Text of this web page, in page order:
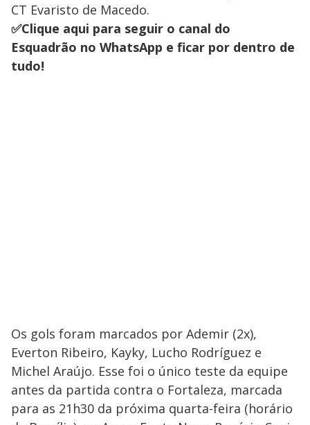
CT Evaristo de Macedo.
✅Clique aqui para seguir o canal do
Esquadrão no WhatsApp e ficar por dentro de
tudo!
Os gols foram marcados por Ademir (2x),
Everton Ribeiro, Kayky, Lucho Rodríguez e
Michel Araújo. Esse foi o único teste da equipe
antes da partida contra o Fortaleza, marcada
para as 21h30 da próxima quarta-feira (horário